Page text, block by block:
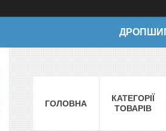
ГОЛОВНА
КАТЕГОРІЇ
ТОВАРІВ